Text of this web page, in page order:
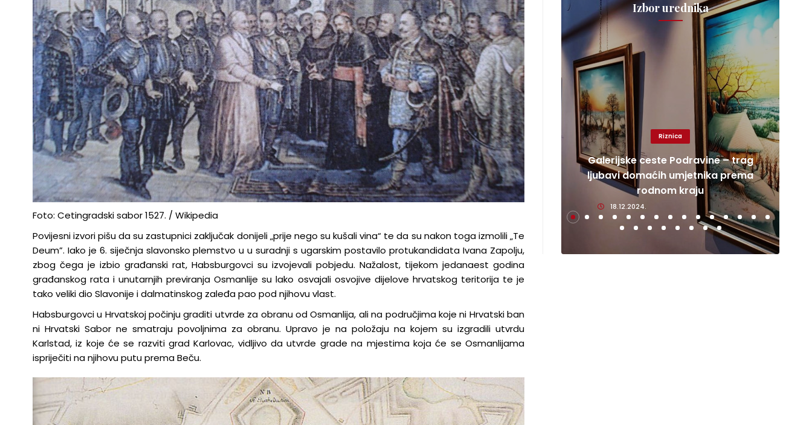
Foto: Cetingradski sabor 1527. / Wikipedia
Povijesni izvori pišu da su zastupnici zaključak donijeli „prije nego su kušali vina“ te da su nakon toga izmolili „Te
Deum”. Iako je 6. siječnja slavonsko plemstvo u u suradnji s ugarskim postavilo protukandidata Ivana Zapolju,
zbog čega je izbio građanski rat, Habsburgovci su izvojevali pobjedu. Nažalost, tijekom jedanaest godina
građanskog rata i unutarnjih previranja Osmanlije su lako osvajali osvojive dijelove hrvatskog teritorija te je
tako veliki dio Slavonije i dalmatinskog zaleđa pao pod njihovu vlast.
Habsburgovci u Hrvatskoj počinju graditi utvrde za obranu od Osmanlija, ali na područjima koje ni Hrvatski ban
ni Hrvatski Sabor ne smatraju povoljnima za obranu. Upravo je na položaju na kojem su izgradili utvrdu
Karlstad, iz koje će se razviti grad Karlovac, vidljivo da utvrde grade na mjestima koja će se Osmanlijama
ispriječiti na njihovu putu prema Beču.
Izbor urednika
Duhovno
Bliže Tebi- Quo vadis?
Riznica
Galerijske ceste Podravine – trag
ljubavi domaćih umjetnika prema
rodnom kraju
18.12.2024.